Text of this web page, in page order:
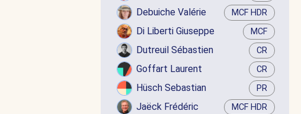
Debuiche Valérie MCF HDR
Di Liberti Giuseppe MCF
Dutreuil Sébastien CR
Goffart Laurent CR
Hüsch Sebastian PR
Jaëck Frédéric MCF HDR